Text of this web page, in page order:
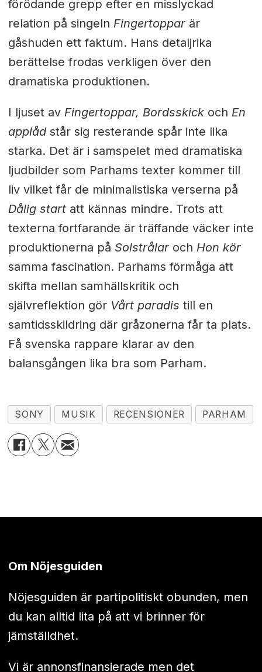
förödande grepp efter en misslyckad
relation på singeln Fingertopparär
gåshuden ett faktum. Hans detaljrika
berättelse frodas verkligen över den
dramatiska produktionen.
I ljuset av Fingertoppar, Bordsskick och En
applåd står sig resterande spår inte lika
starka. Det är i samspelet med dramatiska
ljudbilder som Parhams texter kommer till
liv vilket får de minimalistiska verserna på
Dålig startatt kännas mindre. Trots att
texterna fortfarande är träffande väcker inte
produktionerna på Solstrålaroch Hon kör
samma fascination. Parhams förmåga att
skifta mellan samhällskritik och
självreflektion gör Vårt paradis till en
samtidsskildring där gråzonerna får ta plats.
Få svenska rappare klarar av den
balansgången lika bra som Parham.
SONY MUSIK RECENSIONER PARHAM
Om Nöjesguiden
Nöjesguiden är partipolitiskt obunden, men
du kan alltid lita på att vi brinner för
jämställdhet.
Vi är annonsfinansierade men det